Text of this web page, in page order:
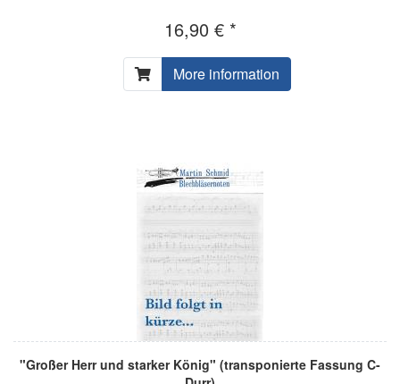
16,90 € *
More information
"Großer Herr und starker König" (transponierte Fassung C-